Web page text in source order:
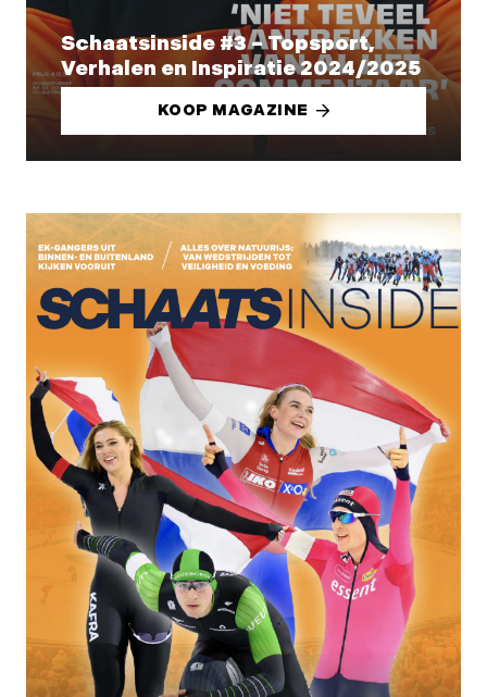
Schaatsinside #3 – Topsport,
Verhalen en Inspiratie 2024/2025
KOOP MAGAZINE